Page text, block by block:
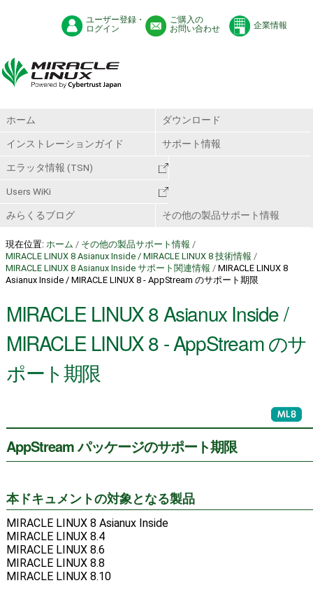
ユーザー登録・
ログイン
ご購入の
お問い合わせ
企業情報
ホーム ダウンロード
インストレーションガイド サポート情報
エラッタ情報 (TSN)
Users WiKi
みらくるブログ その他の製品サポート情報
現在位置: ホーム / その他の製品サポート情報 /
MIRACLE LINUX 8 Asianux Inside / MIRACLE LINUX 8 技術情報 /
MIRACLE LINUX 8 Asianux Inside サポート関連情報 / MIRACLE LINUX 8
Asianux Inside / MIRACLE LINUX 8 - AppStream のサポート期限
MIRACLE LINUX 8 Asianux Inside /
MIRACLE LINUX 8 - AppStream のサ
ポート期限
AppStream パッケージのサポート期限
本ドキュメントの対象となる製品
MIRACLE LINUX 8 Asianux Inside
MIRACLE LINUX 8.4
MIRACLE LINUX 8.6
MIRACLE LINUX 8.8
MIRACLE LINUX 8.10